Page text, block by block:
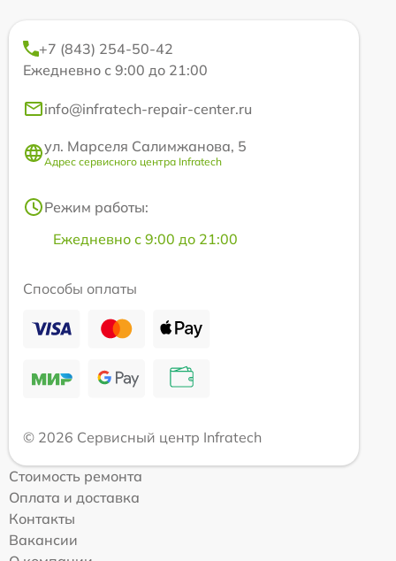
+7 (843) 254-50-42
Ежедневно с 9:00 до 21:00
info@infratech-repair-center.ru
ул. Марселя Салимжанова, 5
Адрес сервисного центра Infratech
Режим работы:
Ежедневно с 9:00 до 21:00
Способы оплаты
© 2026 Сервисный центр Infratech
Стоимость ремонта
Оплата и доставка
Контакты
Вакансии